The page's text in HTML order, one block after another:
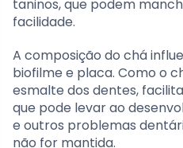
taninos, que podem
facilidade.
A composição do chá
biofilme e placa. Como o
esmalte dos dentes,
que pode levar ao
e outros problemas
não for mantida.